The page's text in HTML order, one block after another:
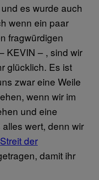
es wurde auch
wenn ein paar
fragwürdigen
KEVIN – , sind wir
glücklich. Es ist
zwar eine Weile
wenn wir im
und eine
wert, denn wir
der
damit ihr